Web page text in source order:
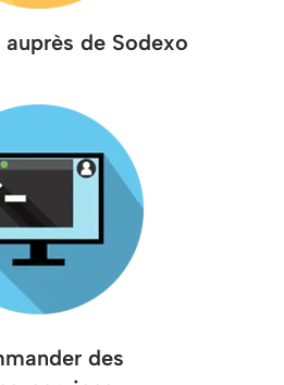
de Sodexo
des